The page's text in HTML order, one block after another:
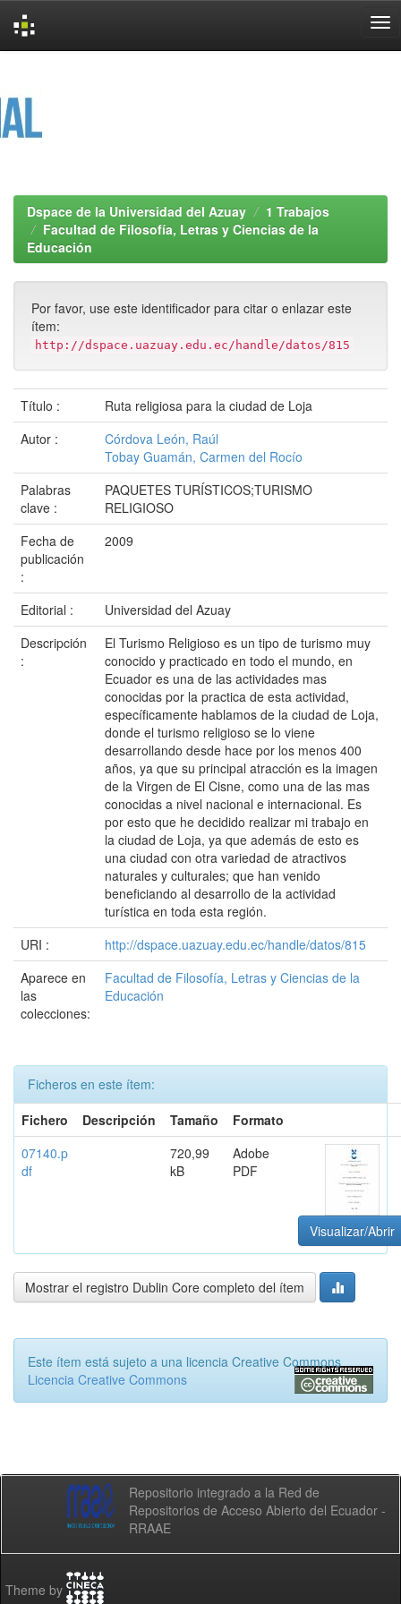
Dspace de la Universidad del Azuay
1 Trabajos
Facultad de Filosofía, Letras y Ciencias de la
Educación
Por favor, use este identificador para citar o enlazar este
ítem:
http://dspace.uazuay.edu.ec/handle/datos/815
Título :
Ruta religiosa para la ciudad de Loja
Autor :
Córdova León, Raúl
Tobay Guamán, Carmen del Rocío
Palabras
clave :
PAQUETES TURÍSTICOS;TURISMO
RELIGIOSO
Fecha de
publicación
:
2009
Editorial :
Universidad del Azuay
Descripción
:
El Turismo Religioso es un tipo de turismo muy
conocido y practicado en todo el mundo, en
Ecuador es una de las actividades mas
conocidas por la practica de esta actividad,
específicamente hablamos de la ciudad de Loja,
donde el turismo religioso se lo viene
desarrollando desde hace por los menos 400
años, ya que su principal atracción es la imagen
de la Virgen de El Cisne, como una de las mas
conocidas a nivel nacional e internacional. Es
por esto que he decidido realizar mi trabajo en
la ciudad de Loja, ya que además de esto es
una ciudad con otra variedad de atractivos
naturales y culturales; que han venido
beneficiando al desarrollo de la actividad
turística en toda esta región.
URI :
http://dspace.uazuay.edu.ec/handle/datos/815
Aparece en
las
colecciones:
Facultad de Filosofía, Letras y Ciencias de la
Educación
Ficheros en este ítem:
Fichero
Descripción Tamaño
Formato
07140.p
df
720,99
kB
Adobe
PDF
Visualizar/Abrir
Mostrar el registro Dublin Core completo del ítem
Este ítem está sujeto a una licencia Creative Commons
Licencia Creative Commons
Repositorio integrado a la Red de
Repositorios de Acceso Abierto del Ecuador -
RRAAE
Theme by